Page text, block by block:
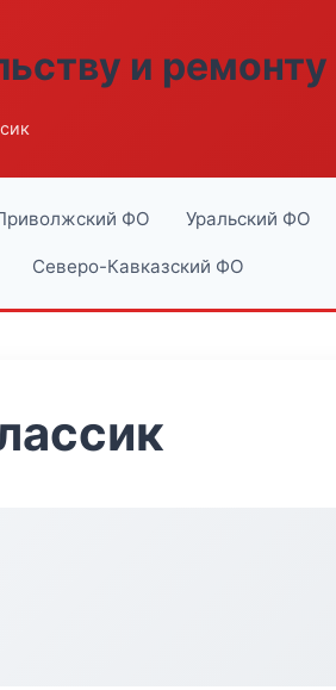
и ремонту
ФО Уральский ФО
Северо-Кавказский ФО